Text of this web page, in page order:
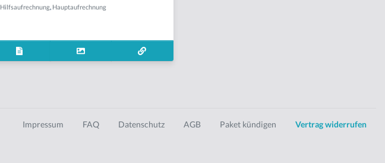
Hilfsaufrechnung, Hauptaufrechnung
Impressum FAQ Datenschutz AGB Paket kündigen Vertrag widerrufen